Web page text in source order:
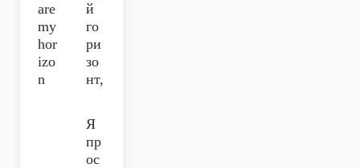
are
my
hor
izo
n
й
го
ри
зо
нт,
Я
пр
ос